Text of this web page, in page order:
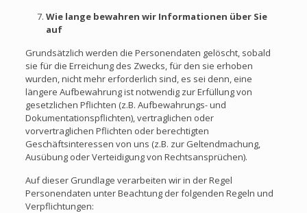
Wie lange bewahren wir Informationen über Sie
auf
Grundsätzlich werden die Personendaten gelöscht, sobald
sie für die Erreichung des Zwecks, für den sie erhoben
wurden, nicht mehr erforderlich sind, es sei denn, eine
längere Aufbewahrung ist notwendig zur Erfüllung von
gesetzlichen Pflichten (z.B. Aufbewahrungs- und
Dokumentationspflichten), vertraglichen oder
vorvertraglichen Pflichten oder berechtigten
Geschäftsinteressen von uns (z.B. zur Geltendmachung,
Ausübung oder Verteidigung von Rechtsansprüchen).
Auf dieser Grundlage verarbeiten wir in der Regel
Personendaten unter Beachtung der folgenden Regeln und
Verpflichtungen: